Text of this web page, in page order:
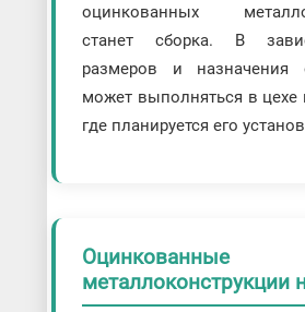
оцинкованных
станет сборка. В
размеров и назначения
может выполняться в цехе
где планируется его
Оцинкованные
металлоконструкции